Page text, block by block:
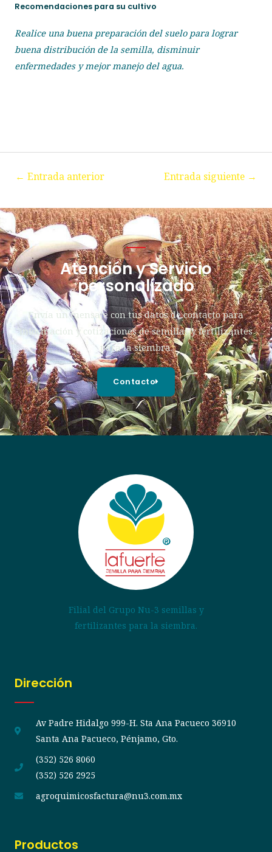
Recomendaciones para su cultivo
Realice una buena preparación del suelo para lograr
buena distribución de la semilla, disminuir
enfermedades y mejor manejo del agua.
← Entrada anterior Entrada siguiente →
Atención y Servicio
personalizado
Envía un mensaje con tus datos de contacto para
información y cotizaciones de semillas y fertilizantes
para la siembra.
Contacto
Filial del Grupo Nu-3 semillas y
fertilizantes para la siembra.
Dirección
Av Padre Hidalgo 999-H. Sta Ana Pacueco 36910
Santa Ana Pacueco, Pénjamo, Gto.
(352) 526 8060
(352) 526 2925
agroquimicosfactura@nu3.com.mx
Productos